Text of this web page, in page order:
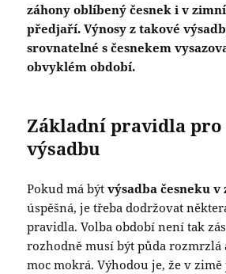
záhony oblíbený česnek i v
předjaří. Výnosy z takové
srovnatelné s česnekem
obvyklém období.
Základní pravidla pro
výsadbu
Pokud má býtvýsadba česneku
úspěšná, je třeba dodržovat
pravidla. Volba období není tak
rozhodně musí být půda rozmrzlá
moc mokrá. Výhodou je, že v zimě